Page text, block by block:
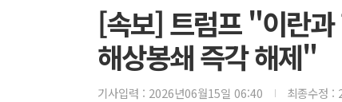
[속보] 트럼프 "이란
해상봉쇄 즉각 해제"
기사입력 : 2026년06월15일 06:40 최종수정 :